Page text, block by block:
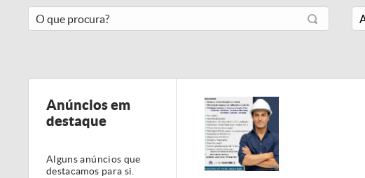
Anúncios em
destaque
Alguns anúncios que
destacamos para si.